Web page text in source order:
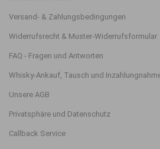
Versand- & Zahlungsbedingungen
Widerrufsrecht & Muster-Widerrufsformular
FAQ - Fragen und Antworten
Whisky-Ankauf, Tausch und
Unsere AGB
Privatsphäre und Datenschutz
Callback Service